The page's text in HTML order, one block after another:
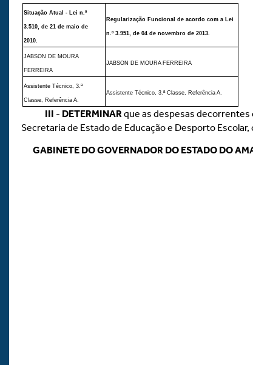
Situação Atual - Lei n.º
3.510, de 21 de maio de
2010.
Regularização Funcional de acordo com a Lei
n.º 3.951, de 04 de novembro de 2013.
JABSON DE MOURA
FERREIRA
JABSON DE MOURA FERREIRA
Assistente Técnico, 3.ª
Classe, Referência A.
Assistente Técnico, 3.ª Classe, Referência A.
III - DETERMINARque as despesas decorrentes
Secretaria de Estado de Educação e Desporto
GABINETE DO GOVERNADOR DO ESTADO DO